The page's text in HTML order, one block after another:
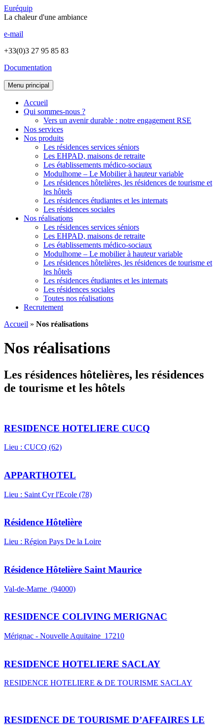
Euréquip
La chaleur d'une ambiance
e-mail
+33(0)3 27 95 85 83
Documentation
Menu principal
Accueil
Qui sommes-nous ?
Vers un avenir durable : notre engagement RSE
Nos services
Nos produits
Les résidences services séniors
Les EHPAD, maisons de retraite
Les établissements médico-sociaux
Modulhome – Le Mobilier à hauteur variable
Les résidences hôtelières, les résidences de tourisme et
les hôtels
Les résidences étudiantes et les internats
Les résidences sociales
Nos réalisations
Les résidences services séniors
Les EHPAD, maisons de retraite
Les établissements médico-sociaux
Modulhome – Le mobilier à hauteur variable
Les résidences hôtelières, les résidences de tourisme et
les hôtels
Les résidences étudiantes et les internats
Les résidences sociales
Toutes nos réalisations
Recrutement
Accueil » Nos réalisations
Nos réalisations
Les résidences hôtelières, les résidences
de tourisme et les hôtels
RESIDENCE HOTELIERE CUCQ
Lieu : CUCQ (62)
APPARTHOTEL
Lieu : Saint Cyr l'Ecole (78)
Résidence Hôtelière
Lieu : Région Pays De la Loire
Résidence Hôtelière Saint Maurice
Val-de-Marne (94000)
RESIDENCE COLIVING MERIGNAC
Mérignac - Nouvelle Aquitaine 17210
RESIDENCE HOTELIERE SACLAY
RESIDENCE HOTELIERE & DE TOURISME SACLAY
RESIDENCE DE TOURISME D’AFFAIRES LE